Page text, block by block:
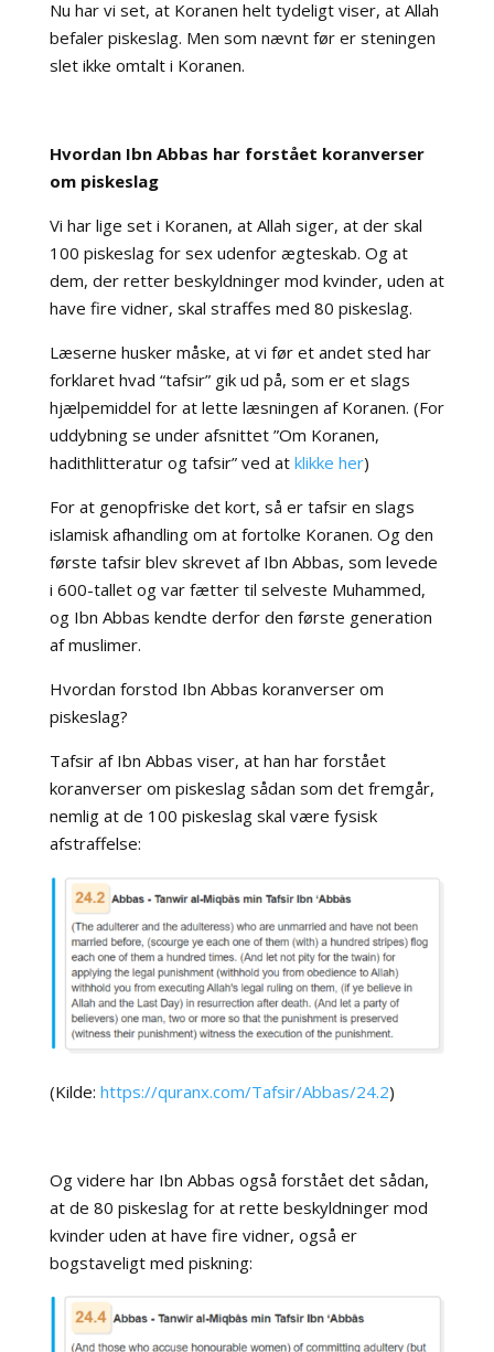
Nu har vi set, at Koranen helt tydeligt viser, at Allah
befaler piskeslag. Men som nævnt før er steningen
slet ikke omtalt i Koranen.
Hvordan Ibn Abbas har forstået koranverser
om piskeslag
Vi har lige set i Koranen, at Allah siger, at der skal
100 piskeslag for sex udenfor ægteskab. Og at
dem, der retter beskyldninger mod kvinder, uden at
have fire vidner, skal straffes med 80 piskeslag.
Læserne husker måske, at vi før et andet sted har
forklaret hvad “tafsir” gik ud på, som er et slags
hjælpemiddel for at lette læsningen af Koranen. (For
uddybning se under afsnittet ”Om Koranen,
hadithlitteratur og tafsir” ved at klikke her)
For at genopfriske det kort, så er tafsir en slags
islamisk afhandling om at fortolke Koranen. Og den
første tafsir blev skrevet af Ibn Abbas, som levede
i 600-tallet og var fætter til selveste Muhammed,
og Ibn Abbas kendte derfor den første generation
af muslimer.
Hvordan forstod Ibn Abbas koranverser om
piskeslag?
Tafsir af Ibn Abbas viser, at han har forstået
koranverser om piskeslag sådan som det fremgår,
nemlig at de 100 piskeslag skal være fysisk
afstraffelse:
(Kilde: https://quranx.com/Tafsir/Abbas/24.2)
Og videre har Ibn Abbas også forstået det sådan,
at de 80 piskeslag for at rette beskyldninger mod
kvinder uden at have fire vidner, også er
bogstaveligt med piskning: